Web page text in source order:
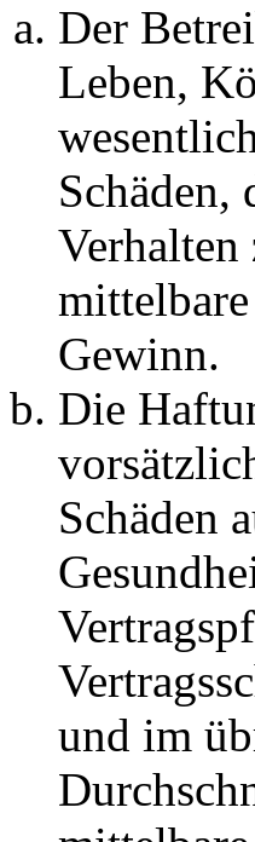
Der
Leben,
Schäden,
Gewinn.
Die
Schäden
und im